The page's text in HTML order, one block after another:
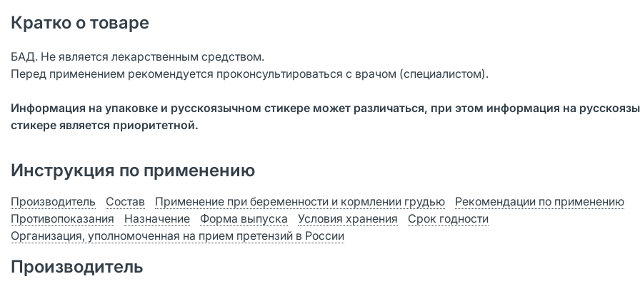
Кратко о товаре
БАД. Не является лекарственным средством.
Перед применением рекомендуется проконсультироваться с врачом (специалистом).
Информация на упаковке и русскоязычном стикере может различаться, при этом информация на
стикере является приоритетной.
Инструкция по применению
Производитель Состав Применение при беременности и кормлении грудью
Рекомендации по применению
Противопоказания
Назначение Форма выпуска Условия хранения
Срок годности
Организация, уполномоченная на прием претензий в России
Производитель